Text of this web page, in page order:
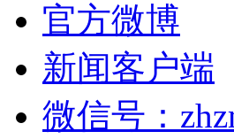
官方微博
新闻客户端
微信号：